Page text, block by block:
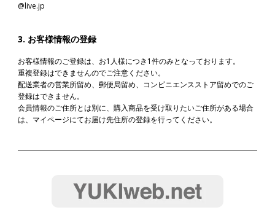
@live.jp
3. お客様情報の登録
お客様情報のご登録は、お1人様につき1件のみとなっております。
重複登録はできませんのでご注意ください。
配送業者の営業所留め、郵便局留め、コンビニエンスストア留めでのご
登録はできません。
会員情報のご住所とは別に、購入商品を受け取りたいご住所がある場合
は、マイページにてお届け先住所の登録を行ってください。